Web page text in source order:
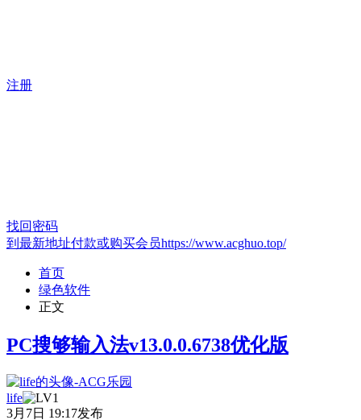
注册
找回密码
到最新地址付款或购买会员https://www.acghuo.top/
首页
绿色软件
正文
PC搜够输入法v13.0.0.6738优化版
life
3月7日 19:17发布